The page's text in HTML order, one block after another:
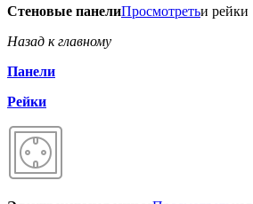
Стеновые панелиПросмотретьи рейки
Назад к главному
Панели
Рейки